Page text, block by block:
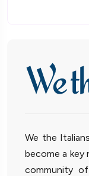
We the
become a key
community